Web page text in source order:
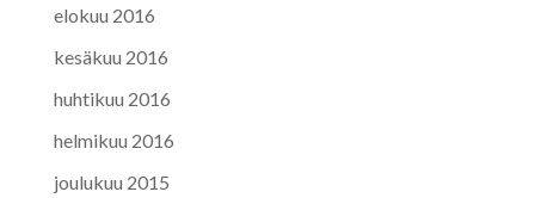
elokuu 2016
kesäkuu 2016
huhtikuu 2016
helmikuu 2016
joulukuu 2015